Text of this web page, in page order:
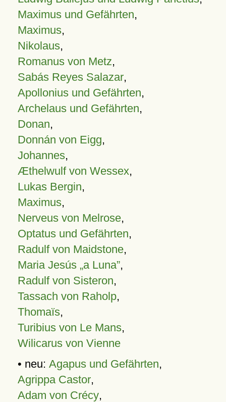
Maximus und Gefährten,
Maximus,
Nikolaus,
Romanus von Metz,
Sabás Reyes Salazar,
Apollonius und Gefährten,
Archelaus und Gefährten,
Donan,
Donnán von Eigg,
Johannes,
Æthelwulf von Wessex,
Lukas Bergin,
Maximus,
Nerveus von Melrose,
Optatus und Gefährten,
Radulf von Maidstone,
Maria Jesús „a Luna”,
Radulf von Sisteron,
Tassach von Raholp,
Thomaïs,
Turibius von Le Mans,
Wilicarus von Vienne
• neu: Agapus und Gefährten,
Agrippa Castor,
Adam von Crécy,